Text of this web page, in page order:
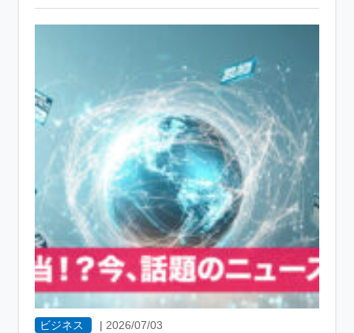
ビジネス |2026/07/03